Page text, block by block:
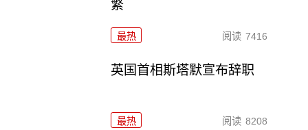
繁
最热 阅读 7416
英国首相斯塔默宣布辞职
最热 阅读 8208